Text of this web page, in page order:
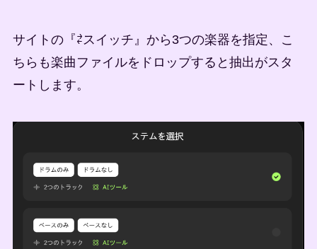
サイトの『⇄スイッチ』から3つの楽器を指定、こ
ちらも楽曲ファイルをドロップすると抽出がスタ
ートします。